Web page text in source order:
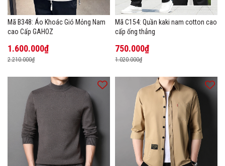
Mã B348: Áo Khoác Gió Mỏng Nam
cao Cấp GAHOZ
1.600.000₫
2.210.000₫
Mã C154: Quần kaki nam cotton cao
cấp ống thẳng
750.000₫
1.020.000₫